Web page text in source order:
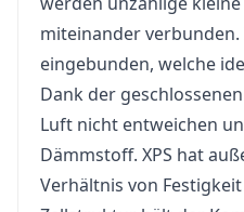
miteinander
eingebunden, welche
Dank der
Luft nicht entweichen
Dämmstoff. XPS hat
Verhältnis von